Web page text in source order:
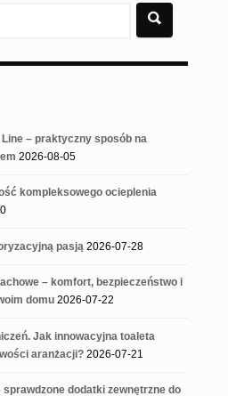
Line – praktyczny sposób na
2026-08-05
kompleksowego ocieplenia
pasją 2026-07-28
– komfort, bezpieczeństwo i
domu 2026-07-22
Jak innowacyjna toaleta
aranżacji? 2026-07-21
sprawdzone dodatki zewnętrzne do